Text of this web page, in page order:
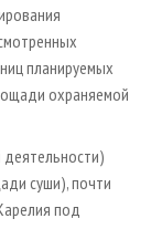
планируемых
охраняемой
суши), почти
под